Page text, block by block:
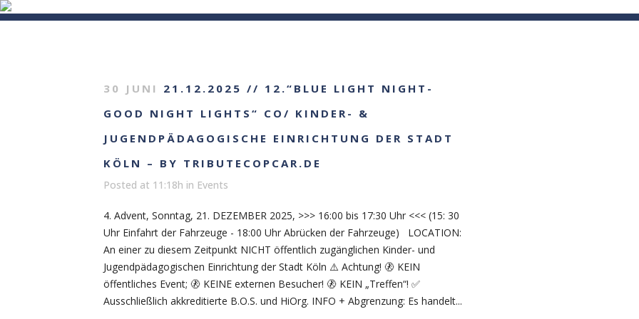
30 JUNI
21.12.2025 // 12.“BLUE LIGHT NIGHT-
GOOD NIGHT LIGHTS“ CO/ KINDER- &
JUGENDPÄDAGOGISCHE EINRICHTUNG DER STADT
KÖLN – BY TRIBUTECOPCAR.DE
Posted at 11:18h in Events
4. Advent, Sonntag, 21. DEZEMBER 2025, >>> 16:00 bis 17:30 Uhr <<< (15: 30
Uhr Einfahrt der Fahrzeuge - 18:00 Uhr Abrücken der Fahrzeuge) LOCATION:
An einer zu diesem Zeitpunkt NICHT öffentlich zugänglichen Kinder- und
Jugendpädagogischen Einrichtung der Stadt Köln ⚠️ Achtung! 🚷 KEIN
öffentliches Event; 🚷 KEINE externen Besucher! 🚷 KEIN „Treffen“! ✅
Ausschließlich akkreditierte B.O.S. und HiOrg. INFO + Abgrenzung: Es handelt...